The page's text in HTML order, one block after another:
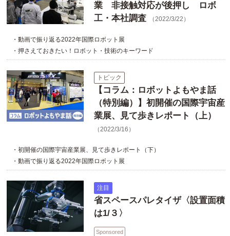
業 非接触対応が後押し ロボ
工・本社調査
（2022/3/22）
・動画で振り返る2022年国際ロボット展
・押さえておきたい！ロボット・技術のキーワード
トピック
【コラム：ロボットよもやま話
（特別編）】初開催の国際宇宙産
業展、見て歩きレポート（上）
（2022/3/16）
・初開催の国際宇宙産業展、見て歩きレポート（下）
・動画で振り返る2022年国際ロボット展
注目
省スペースパレタイザ〈設置面積
は1/３〉
Sponsored